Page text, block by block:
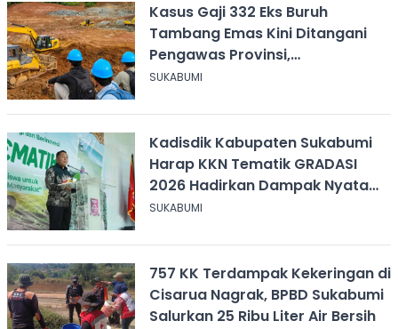
Kasus Gaji 332 Eks Buruh
Tambang Emas Kini Ditangani
Pengawas Provinsi,
Disnakertrans Sukabumi Terus
SUKABUMI
Kadisdik Kabupaten Sukabumi
Harap KKN Tematik GRADASI
2026 Hadirkan Dampak Nyata
bagi Masyarakat
SUKABUMI
757 KK Terdampak Kekeringan di
Cisarua Nagrak, BPBD Sukabumi
Salurkan 25 Ribu Liter Air Bersih